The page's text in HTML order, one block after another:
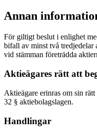
Annan
För giltigt beslut i enlighet
bifall av minst två tredjedelar
vid stämman företrädda
Aktieägares rätt att
Aktieägare erinras om sin
32 § aktiebolagslagen.
Handlingar